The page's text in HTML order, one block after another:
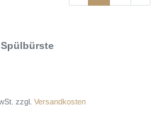
zzgl.Versandkosten